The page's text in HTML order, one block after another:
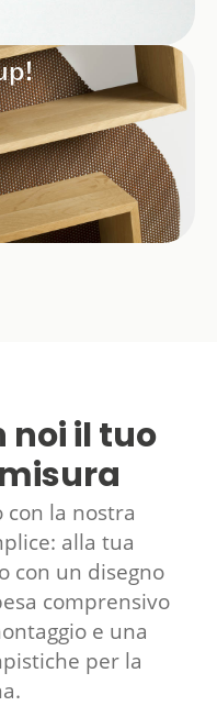
noi il tuo
la nostra
alla tua
con un disegno
comprensivo
e una
per la